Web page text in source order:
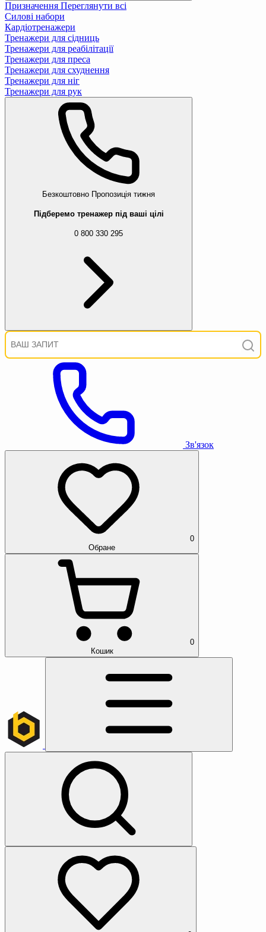
Призначення Переглянути всі
Силові набори
Кардіотренажери
Тренажери для сідниць
Тренажери для реабілітації
Тренажери для преса
Тренажери для схуднення
Тренажери для ніг
Тренажери для рук
Безкоштовно Пропозиція тижня
Підберемо тренажер під ваші цілі
0 800 330 295
Зв'язок
0
Обране
0
Кошик